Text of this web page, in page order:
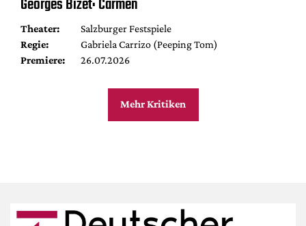
Theater:
Salzburger Festspiele
Regie:
Gabriela Carrizo (Peeping Tom)
Premiere:
26.07.2026
Mehr Kritiken